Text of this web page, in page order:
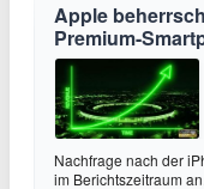
Apple
Premium-
Nachfrage nach der
im Berichtszeitraum